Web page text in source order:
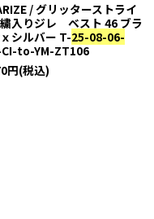
/ グリッターストライ
入りジレ ベスト 46 ブラ
シルバー T-25-08-06-
to-YM-ZT106
円(税込)